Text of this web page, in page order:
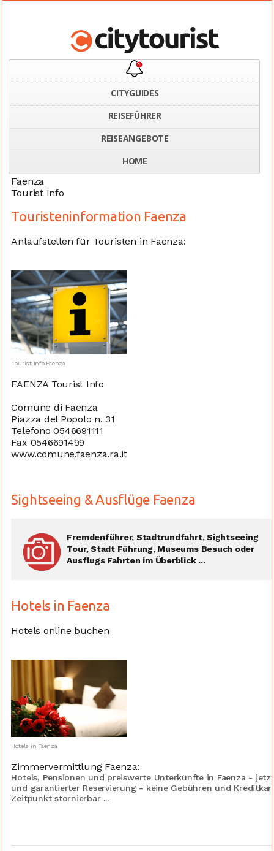
CITYGUIDES
REISEFÜHRER
REISEANGEBOTE
HOME
Touristeninformation Faenza
Faenza
Tourist Info
Touristeninformation Faenza
Anlaufstellen für Touristen in Faenza:
Tourist Info Faenza
FAENZA Tourist Info
Comune di Faenza
Piazza del Popolo n. 31
Telefono 0546691111
Fax 0546691499
www.comune.faenza.ra.it
Sightseeing & Ausflüge Faenza
Fremdenführer, Stadtrundfahrt, Sightseeing
Tour, Stadt Führung, Museums Besuch oder
Ausflugs Fahrten im Überblick ...
Hotels in Faenza
Hotels online buchen
Hotels in Faenza
Zimmervermittlung Faenza:
Hotels, Pensionen und preiswerte Unterkünfte in Faenza -
und garantierter Reservierung - keine Gebühren und
Zeitpunkt stornierbar ...